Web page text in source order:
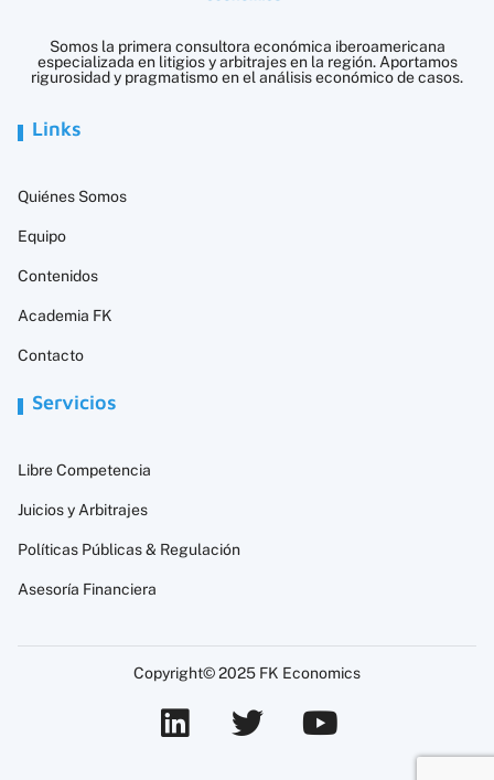
Somos la primera consultora económica iberoamericana
especializada en litigios y arbitrajes en la región. Aportamos
rigurosidad y pragmatismo en el análisis económico de casos.
Links
Quiénes Somos
Equipo
Contenidos
Academia FK
Contacto
Servicios
Libre Competencia
Juicios y Arbitrajes
Políticas Públicas & Regulación
Asesoría Financiera
Copyright© 2025 FK Economics